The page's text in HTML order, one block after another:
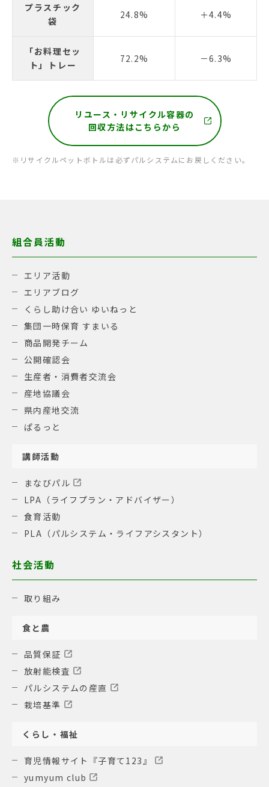
プラスチック
袋
24.8% ＋4.4%
「お料理セッ
ト」トレー
72.2% －6.3%
リユース・リサイクル容器の
回収方法はこちらから
※リサイクルペットボトルは必ずパルシステムにお戻しください。
組合員活動
エリア活動
エリアブログ
くらし助け合い ゆいねっと
集団一時保育 すまいる
商品開発チーム
公開確認会
生産者・消費者交流会
産地協議会
県内産地交流
ぱるっと
講師活動
まなびパル
LPA（ライフプラン・アドバイザー）
食育活動
PLA（パルシステム・ライフアシスタント）
社会活動
取り組み
食と農
品質保証
放射能検査
パルシステムの産直
栽培基準
くらし・福祉
育児情報サイト『子育て123』
yumyum club